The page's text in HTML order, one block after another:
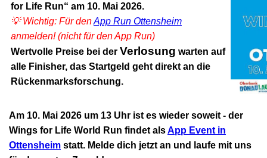
for Life Run“ am 10. Mai 2026.
💡 Wichtig: Für denApp Run Ottensheim
anmelden! (nicht für den App Run)
Wertvolle Preise bei der Verlosung warten auf
alle Finisher, das Startgeld geht direkt an die
Rückenmarksforschung.
Am 10. Mai 2026 um 13 Uhr ist es wieder soweit - der
Wings for Life World Run findet alsApp Event in
Ottensheim statt. Melde dich jetzt an und laufe mit uns